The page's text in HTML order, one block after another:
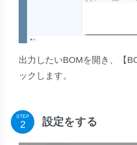
出力したいBOMを開き、【
ックします。
STEP 設定をする